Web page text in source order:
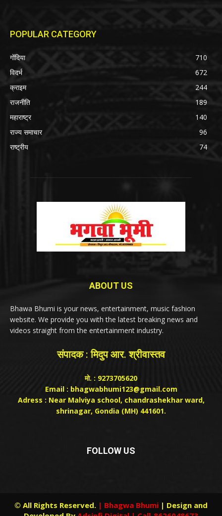
POPULAR CATEGORY
गोंदिया
710
विदर्भ
672
क्राइम
244
राजनीति
189
महाराष्ट्र
140
राज्य समाचार
96
राष्ट्रीय
74
ABOUT US
Bhawa Bhumi is your news, entertainment, music fashion
website. We provide you with the latest breaking news and
videos straight from the entertainment industry.
संपादक : मिदुप आर. श्रीवास्तव
मो. : 9273705620
Email : bhagwabhumi123@gmail.com
Adress : Near Malviya school, chandrashekhar ward,
shrinagar, Gondia (MH) 441601.
FOLLOW US
© All Rights Reserved. | Bhagwa Bhumi | Design and